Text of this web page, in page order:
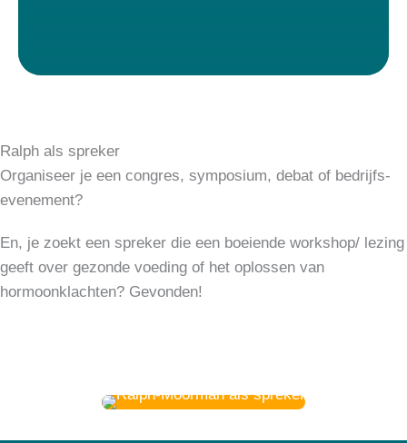
Ralph als spreker
Organiseer je een congres, symposium, debat of bedrijfs­­
evenement?
En, je zoekt een spreker die een boeiende workshop/ lezing
geeft over gezonde voeding of het oplossen van
hormoonklachten? Gevonden!